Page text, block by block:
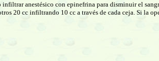
anestésico con epinefrina para disminuir el
20 cc infiltrando 10 cc a través de cada ceja. Si la